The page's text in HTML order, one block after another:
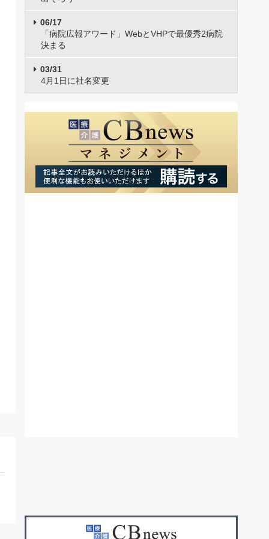
06/17
「病院広報アワード」WebとVHPで最優秀2病院
決まる
03/31
4月1日に社名変更